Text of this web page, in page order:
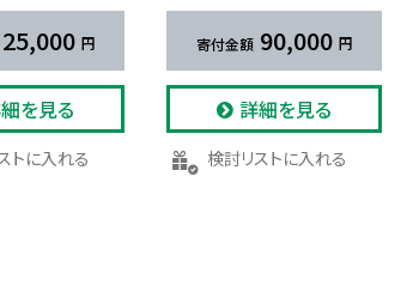
25,000
を見る
ストに入れる
90,000
詳細を見る
検討リストに入れる